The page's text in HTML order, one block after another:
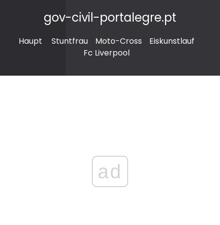
gov-civil-portalegre.pt
Haupt Stuntfrau Moto-Cross
Eiskunstlauf
Fc Liverpool
ad